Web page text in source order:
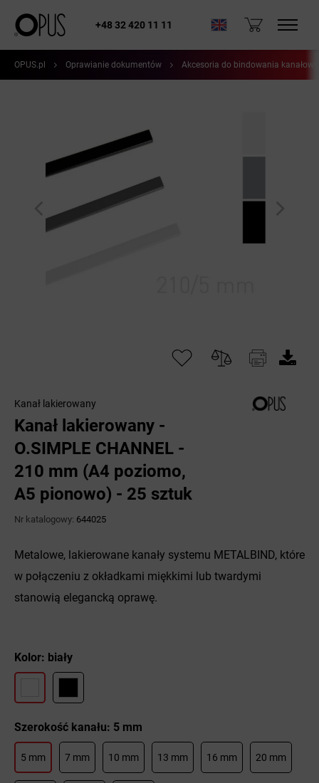
+48 32 420 11 11
OPUS.pl Oprawianie dokumentów Akcesoria do bindowania
Kanał lakierowany
Kanał lakierowany -
O.SIMPLE CHANNEL -
210 mm (A4 poziomo,
A5 pionowo) - 25 sztuk
Nr katalogowy: 644025
Kolor: biały
Szerokość kanału: 5 mm
5 mm 7 mm 10 mm 13 mm 16 mm 20 mm
Metalowe, lakierowane kanały systemu METALBIND, które
w połączeniu z okładkami miękkimi lub twardymi
stanowią elegancką oprawę.